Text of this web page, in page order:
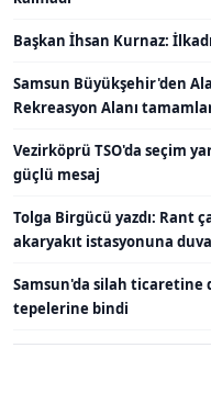
Başkan İhsan Kurnaz:
Samsun Büyükşehir'den
Rekreasyon Alanı
Vezirköprü TSO'da seçim
güçlü mesaj
Tolga Birgücü yazdı: Rant
akaryakıt istasyonuna
Samsun'da silah ticaretine
tepelerine bindi